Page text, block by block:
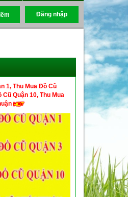
Đăng nhập
1, Thu Mua Đồ Cũ
Cũ Quận 10, Thu Mua